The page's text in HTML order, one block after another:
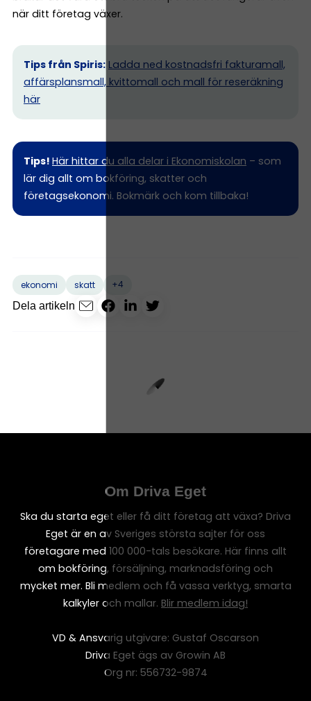
när ditt företag växer.
Tips från Spiris: Ladda ned kostnadsfri fakturamall,
affärsplansmall, kvittomall och mall för reseräkning
här
Tips! Här hittar du alla delar i Ekonomiskolan – som
lär dig allt om bokföring, skatter och
företagsekonomi. Bokmärk och kom tillbaka!
ekonomi skatt
+4
Dela artikeln
Om Driva Eget
Ska du starta eget eller få ditt företag att växa? Driva
Eget är en av Sveriges största sajter för oss
företagare med 100 000-tals besökare. Här finns allt
om bokföring, försäljning, marknadsföring och
mycket mer. Bli medlem och få vassa verktyg, smarta
kalkyler och mallar. Blir medlem idag!
VD & Ansvarig utgivare: Gustaf Oscarson
Driva Eget ägs av Growin AB
Org nr: 556732-9874